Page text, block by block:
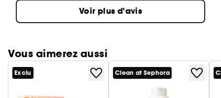
Voir plus d'avis
Vous aimerez aussi
Exclu Clean at Sephora